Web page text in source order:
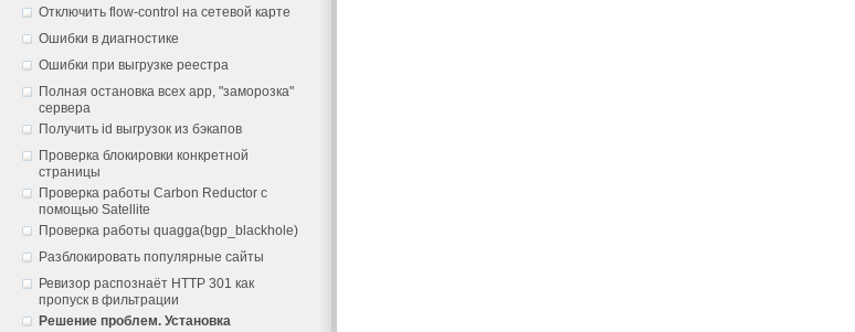
Отключить flow-control на сетевой карте
Ошибки в диагностике
Ошибки при выгрузке реестра
Полная остановка всех app, "заморозка"
сервера
Получить id выгрузок из бэкапов
Проверка блокировки конкретной
страницы
Проверка работы Carbon Reductor с
помощью Satellite
Проверка работы quagga(bgp_blackhole)
Разблокировать популярные сайты
Ревизор распознаёт HTTP 301 как
пропуск в фильтрации
Решение проблем. Установка